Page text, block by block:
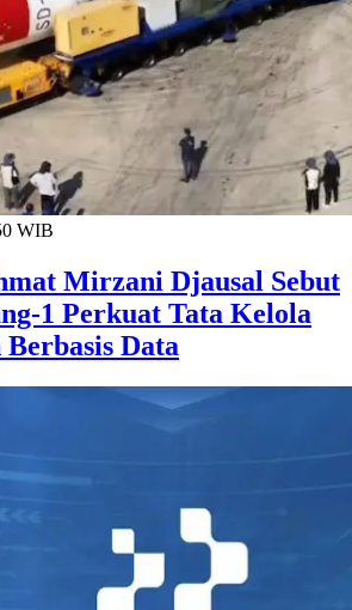
WIB
Mirzani Djausal Sebut
1 Perkuat Tata Kelola
Data